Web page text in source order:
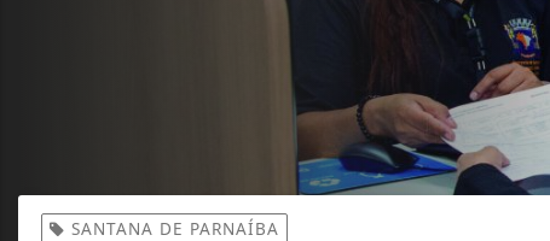
SANTANA DE PARNAÍBA